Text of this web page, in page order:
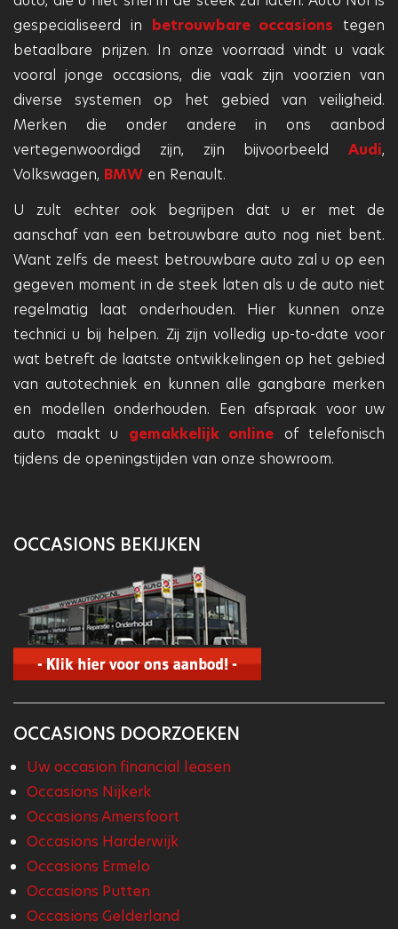
gespecialiseerd in betrouwbare occasions tegen
betaalbare prijzen. In onze voorraad vindt u vaak
vooral jonge occasions, die vaak zijn voorzien van
diverse systemen op het gebied van veiligheid.
Merken die onder andere in ons aanbod
vertegenwoordigd zijn, zijn bijvoorbeeld Audi,
Volkswagen, BMW en Renault.
U zult echter ook begrijpen dat u er met de
aanschaf van een betrouwbare auto nog niet bent.
Want zelfs de meest betrouwbare auto zal u op een
gegeven moment in de steek laten als u de auto niet
regelmatig laat onderhouden. Hier kunnen onze
technici u bij helpen. Zij zijn volledig up-to-date voor
wat betreft de laatste ontwikkelingen op het gebied
van autotechniek en kunnen alle gangbare merken
en modellen onderhouden. Een afspraak voor uw
auto maakt u gemakkelijk online of telefonisch
tijdens de openingstijden van onze showroom.
OCCASIONS BEKIJKEN
OCCASIONS DOORZOEKEN
Uw occasion financial leasen
Occasions Nijkerk
Occasions Amersfoort
Occasions Harderwijk
Occasions Ermelo
Occasions Putten
Occasions Gelderland